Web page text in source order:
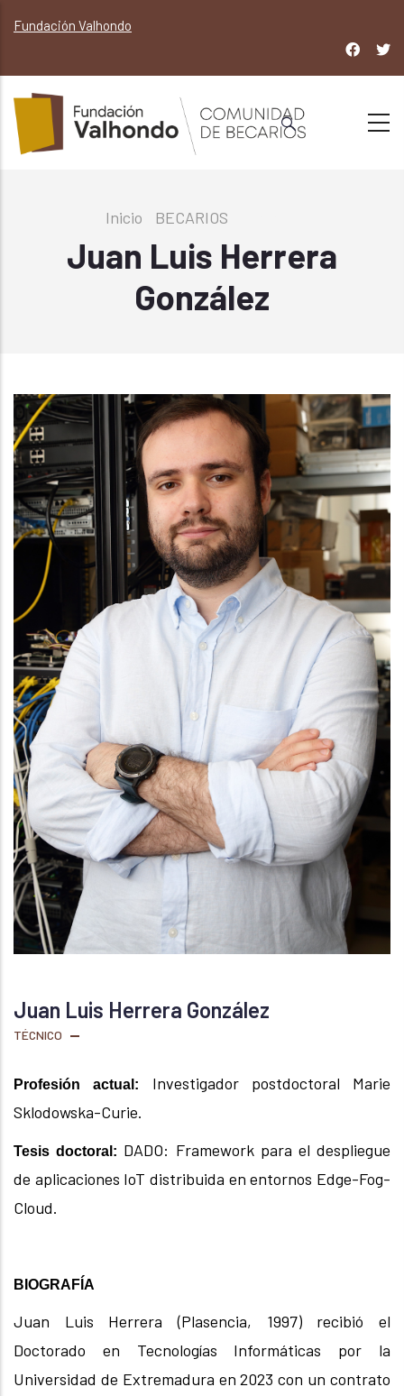
contenido
principal
Fundación Valhondo
Sobrescribir
enlaces
de
ayuda
Inicio BECARIOS
Juan Luis Herrera
González
Juan Luis Herrera González
TÉCNICO
Profesión actual: Investigador postdoctoral Marie
Sklodowska-Curie.
Tesis doctoral: DADO: Framework para el despliegue
de aplicaciones IoT distribuida en entornos Edge-Fog-
Cloud.
BIOGRAFÍA
Juan Luis Herrera (Plasencia, 1997) recibió el
Doctorado en Tecnologías Informáticas por la
Universidad de Extremadura en 2023 con un contrato